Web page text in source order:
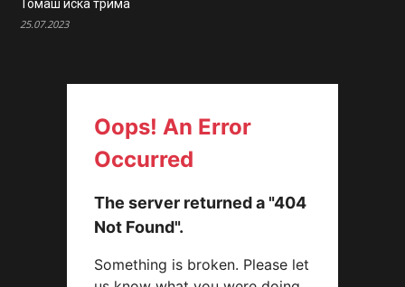
Томаш иска трима
25.07.2023